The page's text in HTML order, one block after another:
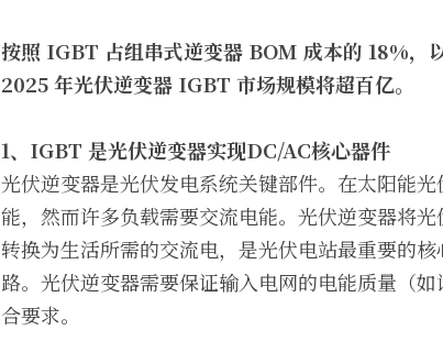
按照 IGBT 占组串式逆变器 BOM 成本的 18%，
2025 年光伏逆变器 IGBT 市场规模将超百亿。
1、 IGBT 是光伏逆变器实现DC/AC核心器件
光伏逆变器是光伏发电系统关键部件。在太阳能
能，然而许多负载需要交流电能。光伏逆变器将
转换为生活所需的交流电，是光伏电站最重要的
路。光伏逆变器需要保证输入电网的电能质量（
合要求。